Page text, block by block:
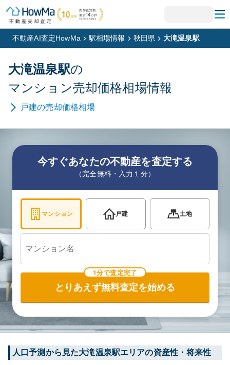
不動産AI査定HowMa 駅相場情報 秋田県 大滝温泉駅
大滝温泉駅の
マンション売却価格相場情報
戸建の売却価格相場
今すぐあなたの不動産を査定する
（完全無料・入力１分）
マンション 戸建 土地
1分で査定完了
とりあえず無料査定を始める
人口予測から見た大滝温泉駅エリアの資産性・将来性